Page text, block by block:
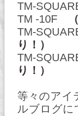
TM-
TM -10F
TM-
り！）
TM-
り！）
等々のアイ
ルブログに